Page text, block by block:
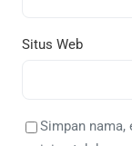
Situs Web
Simpan nama,